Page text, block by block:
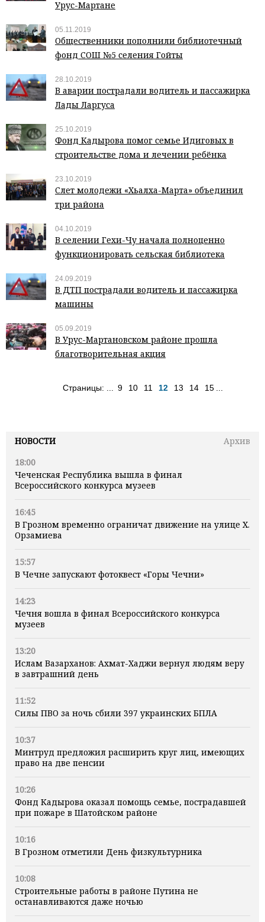
НОВОСТИ
Архив
18:00
Чеченская Республика вышла в финал
Всероссийского конкурса музеев
16:45
В Грозном временно ограничат движение на улице Х.
Орзамиева
15:57
В Чечне запускают фотоквест «Горы Чечни»
14:23
Чечня вошла в финал Всероссийского конкурса
музеев
13:20
Ислам Вазарханов: Ахмат-Хаджи вернул людям веру
в завтрашний день
11:52
Силы ПВО за ночь сбили 397 украинских БПЛА
10:37
Минтруд предложил расширить круг лиц, имеющих
право на две пенсии
10:26
Фонд Кадырова оказал помощь семье, пострадавшей
при пожаре в Шатойском районе
10:16
В Грозном отметили День физкультурника
10:08
Строительные работы в районе Путина не
останавливаются даже ночью
Урус-Мартане
05.11.2019
Общественники пополнили библиотечный
фонд СОШ №5 селения Гойты
28.10.2019
В аварии пострадали водитель и пассажирка
Лады Ларгуса
25.10.2019
Фонд Кадырова помог семье Идиговых в
строительстве дома и лечении ребёнка
23.10.2019
Слет молодежи «Хьалха-Марта» объединил
три района
04.10.2019
В селении Гехи-Чу начала полноценно
функционировать сельская библиотека
24.09.2019
В ДТП пострадали водитель и пассажирка
машины
05.09.2019
В Урус-Мартановском районе прошла
благотворительная акция
Страницы: ... 9 10 11 12 13 14 15 ...